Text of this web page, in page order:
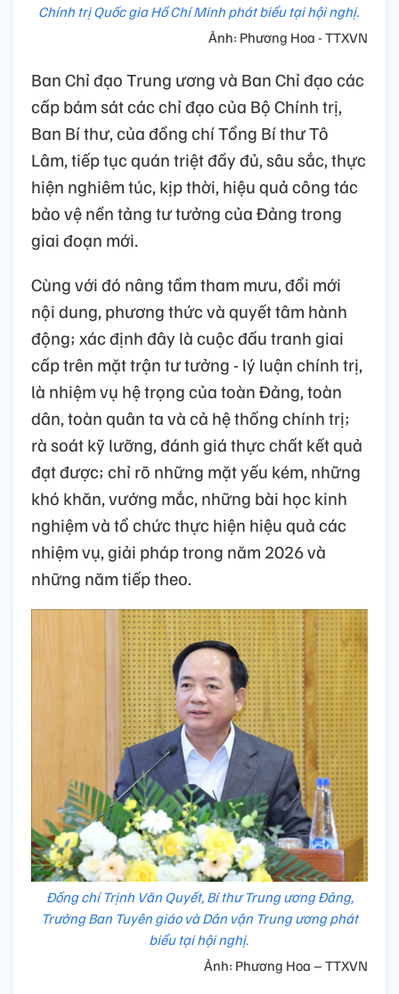
Chính trị Quốc gia Hồ Chí Minh phát biểu tại hội nghị.
Ảnh: Phương Hoa - TTXVN
Ban Chỉ đạo Trung ương và Ban Chỉ đạo các
cấp bám sát các chỉ đạo của Bộ Chính trị,
Ban Bí thư, của đồng chí Tổng Bí thư Tô
Lâm, tiếp tục quán triệt đầy đủ, sâu sắc, thực
hiện nghiêm túc, kịp thời, hiệu quả công tác
bảo vệ nền tảng tư tưởng của Đảng trong
giai đoạn mới.
Cùng với đó nâng tầm tham mưu, đổi mới
nội dung, phương thức và quyết tâm hành
động; xác định đây là cuộc đấu tranh giai
cấp trên mặt trận tư tưởng - lý luận chính trị,
là nhiệm vụ hệ trọng của toàn Đảng, toàn
dân, toàn quân ta và cả hệ thống chính trị;
rà soát kỹ lưỡng, đánh giá thực chất kết quả
đạt được; chỉ rõ những mặt yếu kém, những
khó khăn, vướng mắc, những bài học kinh
nghiệm và tổ chức thực hiện hiệu quả các
nhiệm vụ, giải pháp trong năm 2026 và
những năm tiếp theo.
Đồng chí Trịnh Văn Quyết, Bí thư Trung ương Đảng,
Trưởng Ban Tuyên giáo và Dân vận Trung ương phát
biểu tại hội nghị.
Ảnh: Phương Hoa – TTXVN